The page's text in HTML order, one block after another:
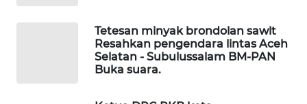
Tetesan minyak brondolan sawit
Resahkan pengendara lintas Aceh
Selatan - Subulussalam BM-PAN
Buka suara.